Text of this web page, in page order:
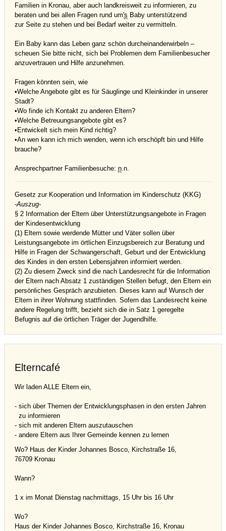
Familien in Kronau, aber auch landkreisweit zu informieren, zu
beraten und bei allen Fragen rund um's Baby unterstützend
zur Seite zu stehen und bei Bedarf weiter zu vermitteln.
Ein Baby kann das Leben ganz schön durcheinanderwirbeln –
scheuen Sie bitte nicht, sich bei Problemen dem Familienbesucher
anzuvertrauen und Hilfe anzunehmen.
Fragen könnten sein, wie
•Welche Angebote gibt es für Säuglinge und Kleinkinder in unserer
Stadt?
•Wo finde ich Kontakt zu anderen Eltern?
•Welche Betreuungsangebote gibt es?
•Entwickelt sich mein Kind richtig?
•An wen kann ich mich wenden, wenn ich erschöpft bin und Hilfe
brauche?
Ansprechpartner Familienbesuche: n.n.
Gesetz zur Kooperation und Information im Kinderschutz (KKG)
-Auszug-
§ 2 Information der Eltern über Unterstützungsangebote in Fragen
der Kindesentwicklung
(1) Eltern sowie werdende Mütter und Väter sollen über
Leistungsangebote im örtlichen Einzugsbereich zur Beratung und
Hilfe in Fragen der Schwangerschaft, Geburt und der Entwicklung
des Kindes in den ersten Lebensjahren informiert werden.
(2) Zu diesem Zweck sind die nach Landesrecht für die Information
der Eltern nach Absatz 1 zuständigen Stellen befugt, den Eltern ein
persönliches Gespräch anzubieten. Dieses kann auf Wunsch der
Eltern in ihrer Wohnung stattfinden. Sofern das Landesrecht keine
andere Regelung trifft, bezieht sich die in Satz 1 geregelte
Befugnis auf die örtlichen Träger der Jugendhilfe.
Elterncafé
Wir laden ALLE Eltern ein,
- sich über Themen der Entwicklungsphasen in den ersten Jahren
zu informieren
- sich mit anderen Eltern auszutauschen
- andere Eltern aus Ihrer Gemeinde kennen zu lernen
Wo? Haus der Kinder Johannes Bosco, Kirchstraße 16,
76709 Kronau
Wann?
1 x im Monat Dienstag nachmittags, 15 Uhr bis 16 Uhr
Wo?
Haus der Kinder Johannes Bosco, Kirchstraße 16, Kronau